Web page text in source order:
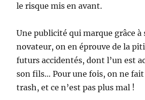
le risque mis en avant.
Une publicité qui marque grâce à
novateur, on en éprouve de la
futurs accidentés, dont l’un est
son fils… Pour une fois, on ne fait
trash, et ce n’est pas plus mal !